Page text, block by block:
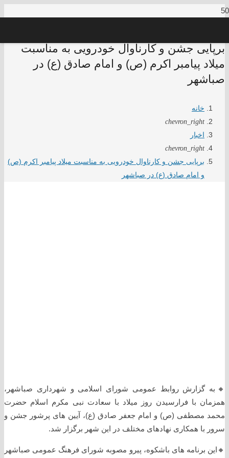
️برپایی جشن و کارناوال خودرویی به مناسبت
میلاد پیامبر اکرم (ص) و امام صادق (ع) در
صباشهر
خانه
chevron_right
اخبار
chevron_right
️برپایی جشن و کارناوال خودرویی به مناسبت میلاد پیامبر اکرم (ص)
و امام صادق (ع) در صباشهر
🔸️به گزارش روابط عمومی شورای اسلامی و شهرداری صباشهر،
همزمان با فرارسیدن روز میلاد با سعادت نبی مکرم اسلام حضرت
محمد مصطفی (ص) و امام جعفر صادق (ع)، آیین های پرشور جشن و
سرور با همکاری نهادهای مختلف در این شهر برگزار شد.
🔸️این برنامه های باشکوه، پیرو مصوبه شورای فرهنگ عمومی صباشهر